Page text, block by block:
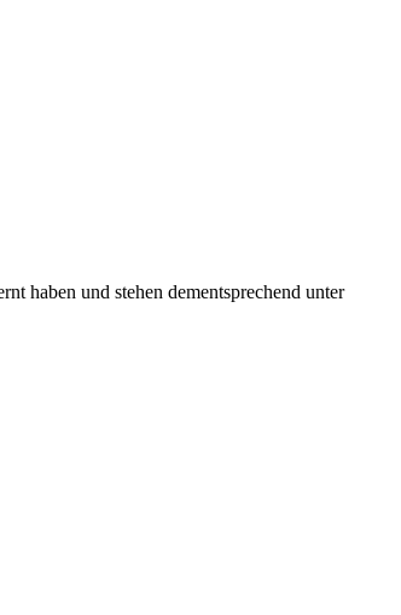
haben und stehen dementsprechend unter